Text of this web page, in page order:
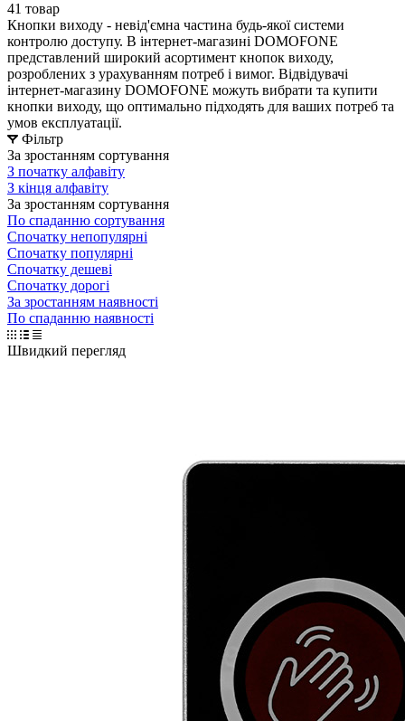
41 товар
Кнопки виходу - невід'ємна частина будь-якої системи
контролю доступу. В інтернет-магазині DOMOFONE
представлений широкий асортимент кнопок виходу,
розроблених з урахуванням потреб і вимог. Відвідувачі
інтернет-магазину DOMOFONE можуть вибрати та купити
кнопки виходу, що оптимально підходять для ваших потреб та
умов експлуатації.
Фільтр
За зростанням сортування
З початку алфавіту
З кінця алфавіту
За зростанням сортування
По спаданню сортування
Спочатку непопулярні
Спочатку популярні
Спочатку дешеві
Спочатку дорогі
За зростанням наявності
По спаданню наявності
Швидкий перегляд